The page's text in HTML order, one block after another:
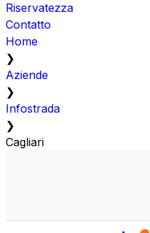
Riservatezza
Contatto
Home
❯
Aziende
❯
Infostrada
❯
Cagliari